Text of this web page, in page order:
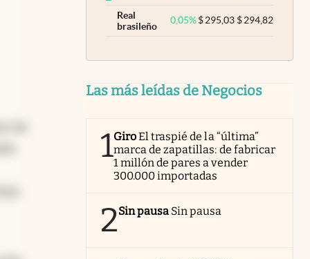
Real
brasileño
0,05% $295,03 $294,82
Las más leídas de Negocios
1GiroEl traspié de la “última”
marca de zapatillas: de fabricar
1 millón de pares a vender
300.000 importadas
2Sin pausa Sin pausa